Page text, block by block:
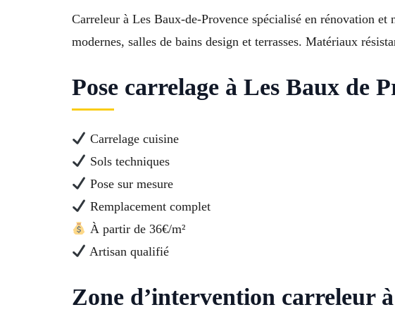
Carreleur à Les Baux-de-Provence spécialisé en rénovation
modernes, salles de bains design et terrasses. Matériaux
Pose carrelage à Les Baux de
Carrelage cuisine
Sols techniques
Pose sur mesure
Remplacement complet
À partir de 36€/m²
Artisan qualifié
Zone d’intervention carreleur